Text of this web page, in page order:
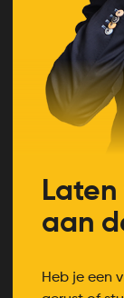
aan
Heb je een